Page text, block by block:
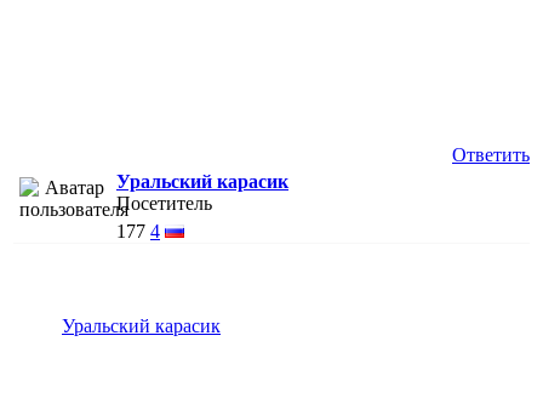
Ответить
Уральский карасик
Посетитель
177 4
Уральский карасик